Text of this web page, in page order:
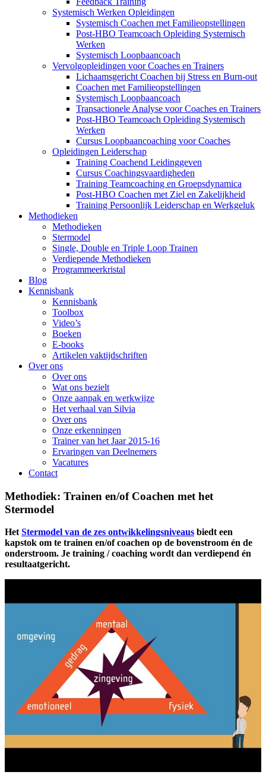
Systemisch Werken Opleidingen
Systemisch Coachen met Familieopstellingen
Post-HBO Teamcoach Opleiding Systemisch
Werken
Systemisch Loopbaancoach
Vervolgopleidingen voor Coaches en Trainers
Lichaamsgericht Coachen bij Stress en Burn-out
Coachen met Familieopstellingen
Systemisch Loopbaancoach
Transactionele Analyse voor Coaches en Trainers
Post-HBO Teamcoach Opleiding Systemisch
Werken
Cursus Loopbaancoaching voor Coaches
Opleidingen Leiderschap
Training Coachend Leidinggeven
Cursus Coachingsvaardigheden
Training Teamcoaching en Groepsdynamica
Post-HBO Coachen met Ziel en Zakelijkheid
Training Persoonlijk Leiderschap en Werkgeluk
Methodieken
Methodieken
Stermodel
Single, Double en Triple Loop Trainen
Verdiepende Methodieken
Programmeerkristal
Blog
Kennisbank
Kennisbank
Toolbox
Video’s
Boeken
E-books
Artikelen vaktijdschriften
Over ons
Over ons
Wat ons bezielt
Onze aanpak en werkwijze
Het verhaal van Silvia
Over ons
Onze erkenningen
Trainer van het Jaar 2015-16
Ervaringen van Deelnemers
Vacatures
Contact
Methodiek: Trainen en/of Coachen met het
Stermodel
HetStermodel van de zes ontwikkelingsniveaus biedt een
kapstok om te trainen en/of coachen op de bovenstroom én de
onderstroom. Je training / coaching wordt dan verdiepend én
resultaatgericht.